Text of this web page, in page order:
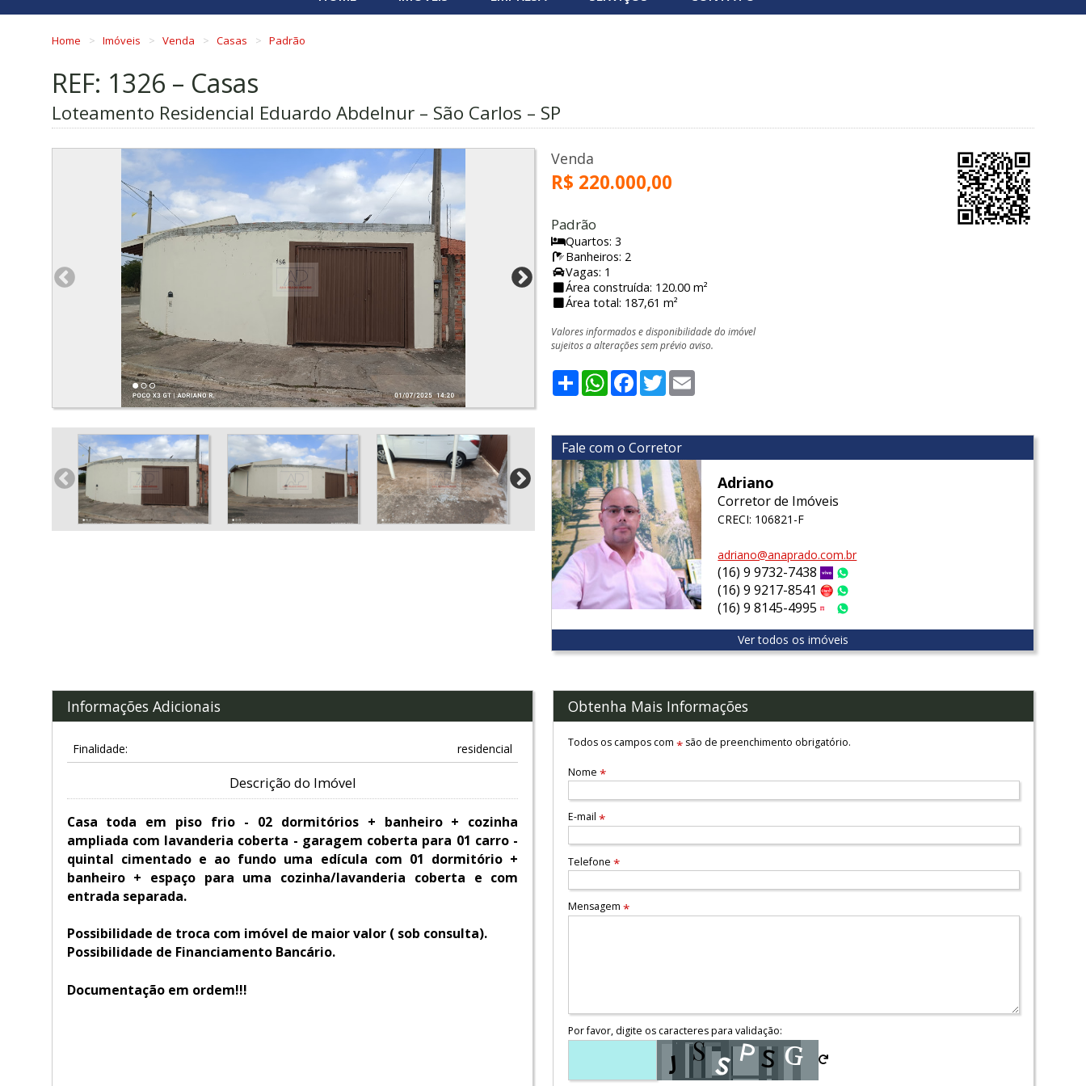
Home Imóveis Venda Casas Padrão
REF: 1326 – Casas
Loteamento Residencial Eduardo Abdelnur – São Carlos – SP
Venda
R$ 220.000,00
Padrão
Quartos: 3
Banheiros: 2
Vagas: 1
Área construída: 120.00 m²
Área total: 187,61 m²
Valores informados e disponibilidade do imóvel
sujeitos a alterações sem prévio aviso.
ShareWhatsApp
Facebook
Twitter
Fale com o Corretor
Adriano
Corretor de Imóveis
CRECI: 106821-F
adriano@anaprado.com.br
(16) 9 9732-7438 Vivo
(16) 9 9217-8541 Claro
(16) 9 8145-4995 Tim
Ver todos os imóveis
Informações Adicionais
Finalidade: residencial
Descrição do Imóvel
Casa toda em piso frio - 02 dormitórios + banheiro + cozinha
ampliada com lavanderia coberta - garagem coberta para 01 carro -
quintal cimentado e ao fundo uma edícula com 01 dormitório +
banheiro + espaço para uma cozinha/lavanderia coberta e com
entrada separada.
Possibilidade de troca com imóvel de maior valor ( sob consulta).
Possibilidade de Financiamento Bancário.
Documentação em ordem!!!
Obtenha Mais Informações
Todos os campos com *são de preenchimento obrigatório.
Nome *
E-mail *
Telefone *
Mensagem *
Por favor, digite os caracteres para validação: